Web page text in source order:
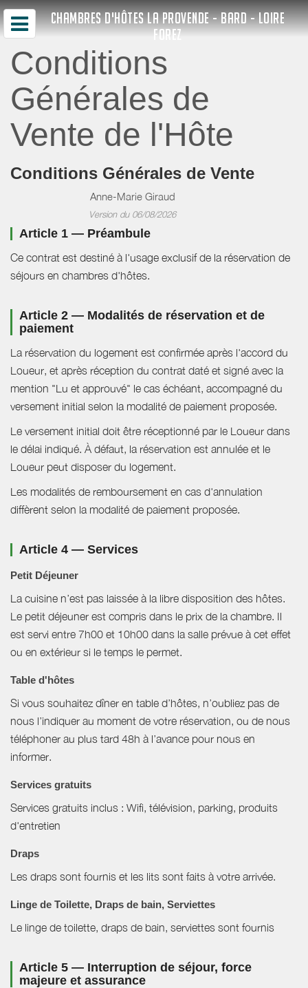
CHAMBRES D'HÔTES LA PROVENDE - BARD - LOIRE
FOREZ
Conditions
Générales de
Vente de l'Hôte
Conditions Générales de Vente
Anne-Marie Giraud
Version du 06/08/2026
Article 1 — Préambule
Ce contrat est destiné à l'usage exclusif de la réservation de
séjours en chambres d'hôtes.
Article 2 — Modalités de réservation et de
paiement
La réservation du logement est confirmée après l'accord du
Loueur, et après réception du contrat daté et signé avec la
mention "Lu et approuvé" le cas échéant, accompagné du
versement initial selon la modalité de paiement proposée.
Le versement initial doit être réceptionné par le Loueur dans
le délai indiqué. À défaut, la réservation est annulée et le
Loueur peut disposer du logement.
Les modalités de remboursement en cas d'annulation
diffèrent selon la modalité de paiement proposée.
Article 4 — Services
Petit Déjeuner
La cuisine n’est pas laissée à la libre disposition des hôtes.
Le petit déjeuner est compris dans le prix de la chambre. Il
est servi entre 7h00 et 10h00 dans la salle prévue à cet effet
ou en extérieur si le temps le permet.
Table d'hôtes
Si vous souhaitez dîner en table d’hôtes, n’oubliez pas de
nous l’indiquer au moment de votre réservation, ou de nous
téléphoner au plus tard 48h à l’avance pour nous en
informer.
Services gratuits
Services gratuits inclus : Wifi, télévision, parking, produits
d'entretien
Draps
Les draps sont fournis et les lits sont faits à votre arrivée.
Linge de Toilette, Draps de bain, Serviettes
Le linge de toilette, draps de bain, serviettes sont fournis
Article 5 — Interruption de séjour, force
majeure et assurance